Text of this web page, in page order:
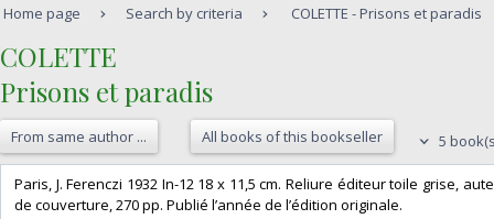
Home page Search by criteria COLETTE - Prisons et paradis
‎COLETTE‎
‎Prisons et paradis‎
From same author ... All books of this bookseller 5
‎Paris, J. Ferenczi 1932 In-12 18 x 11,5 cm. Reliure éditeur toile grise,
de couverture, 270 pp. Publié l’année de l’édition originale.‎